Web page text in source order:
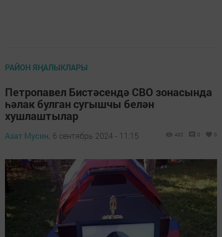
РАЙОН ЯҢАЛЫКЛАРЫ
Петропавел Бистәсендә СВО зонасында
һәлак булган сугышчы белән
хушлаштылар
Азат Мусин, 6 сентябрь 2024 - 11:15 402 0 0